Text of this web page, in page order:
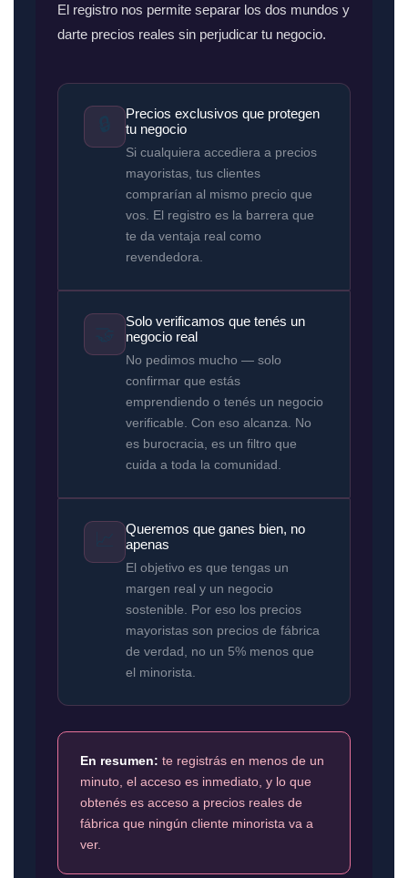
El registro nos permite separar los dos mundos y
darte precios reales sin perjudicar tu negocio.
Precios exclusivos que protegen
tu negocio
Si cualquiera accediera a precios
mayoristas, tus clientes
comprarían al mismo precio que
vos. El registro es la barrera que
te da ventaja real como
revendedora.
Solo verificamos que tenés un
negocio real
No pedimos mucho — solo
confirmar que estás
emprendiendo o tenés un negocio
verificable. Con eso alcanza. No
es burocracia, es un filtro que
cuida a toda la comunidad.
Queremos que ganes bien, no
apenas
El objetivo es que tengas un
margen real y un negocio
sostenible. Por eso los precios
mayoristas son precios de fábrica
de verdad, no un 5% menos que
el minorista.
En resumen: te registrás en menos de un
minuto, el acceso es inmediato, y lo que
obtenés es acceso a precios reales de
fábrica que ningún cliente minorista va a
ver.